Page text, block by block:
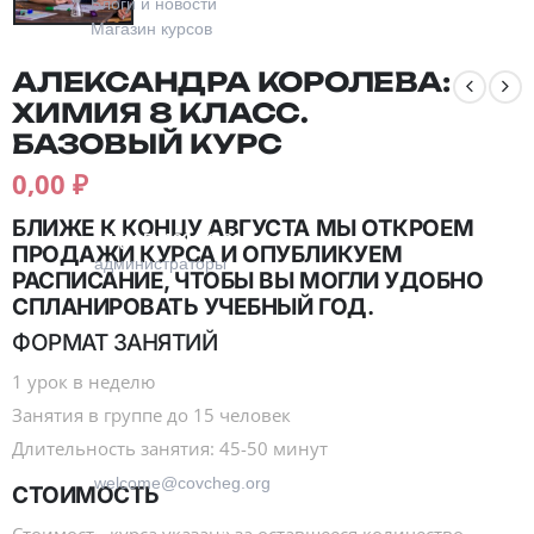
АЛЕКСАНДРА КОРОЛЕВА:
ХИМИЯ 8 КЛАСС.
БАЗОВЫЙ КУРС
0,00 ₽
БЛИЖЕ К КОНЦУ АВГУСТА МЫ ОТКРОЕМ
ПРОДАЖИ КУРСА И ОПУБЛИКУЕМ
РАСПИСАНИЕ, ЧТОБЫ ВЫ МОГЛИ УДОБНО
СПЛАНИРОВАТЬ УЧЕБНЫЙ ГОД.
ФОРМАТ ЗАНЯТИЙ
1 урок в неделю
Занятия в группе до 15 человек
Длительность занятия: 45-50 минут
СТОИМОСТЬ
Магазин курсов
+7 (915) 129-92-36
администраторы
welcome@covcheg.org